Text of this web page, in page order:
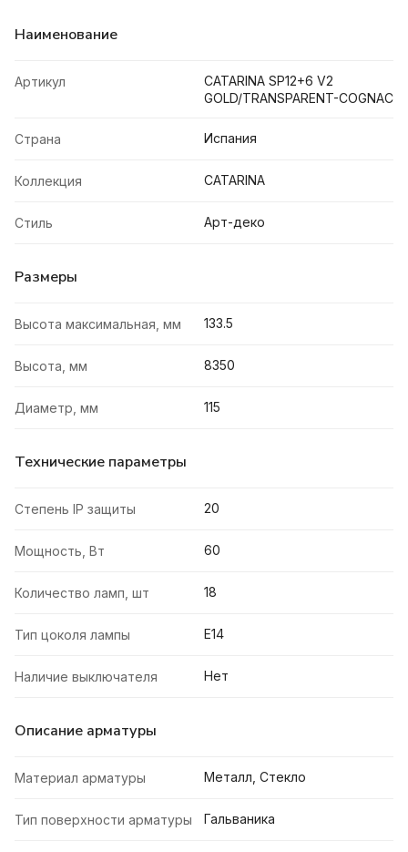
Наименование
Артикул
CATARINA SP12+6 V2
GOLD/TRANSPARENT-COGNAC
Страна Испания
Коллекция CATARINA
Стиль Арт-деко
Размеры
Высота максимальная, мм 133.5
Высота, мм 8350
Диаметр, мм 115
Технические параметры
Степень IP защиты 20
Мощность, Вт 60
Количество ламп, шт 18
Тип цоколя лампы E14
Наличие выключателя Нет
Описание арматуры
Материал арматуры Металл, Стекло
Тип поверхности арматуры Гальваника